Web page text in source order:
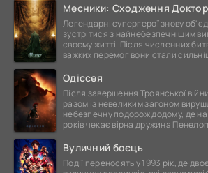
Месники: Сходження
Легендарні супергерої знову
зустрітися з найнебезпечнішим
своєму житті. Після численних
важких перемог вони стали
Одіссея
Після завершення Троянської
разом із невеликим загоном
небезпечну подорож додому, де
років чекає вірна дружина
Вуличний боєць
Події переносять у 1993 рік, де